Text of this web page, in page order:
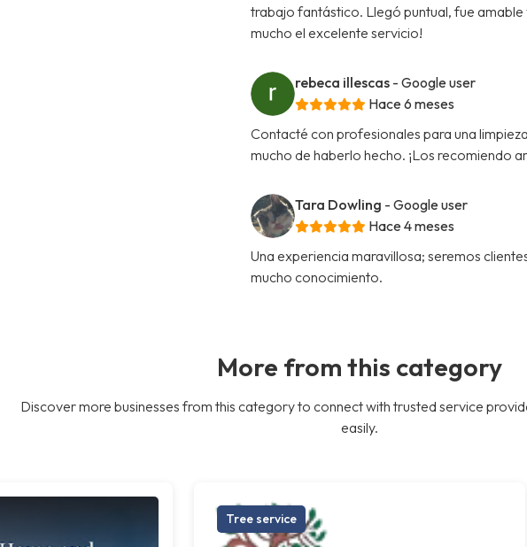
trabajo fantástico. Llegó puntual, fue
mucho el excelente servicio!
rebeca illescas - Google user
Hace 6 meses
Contacté con profesionales para una
mucho de haberlo hecho. ¡Los recomiendo
Tara Dowling - Google user
Hace 4 meses
Una experiencia maravillosa; seremos
mucho conocimiento.
More from this category
Discover more businesses from this category to connect with trusted service
easily.
Tree service